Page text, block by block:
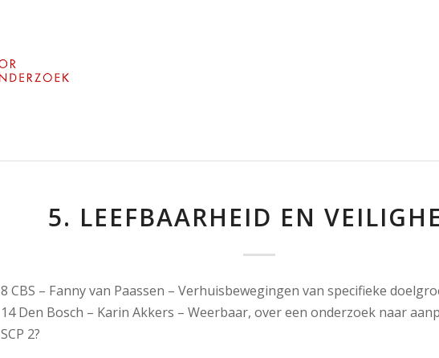
5. LEEFBAARHEID EN
8 CBS – Fanny van Paassen – Verhuisbewegingen van specifieke
14 Den Bosch – Karin Akkers – Weerbaar, over een onderzoek naar
SCP 2?